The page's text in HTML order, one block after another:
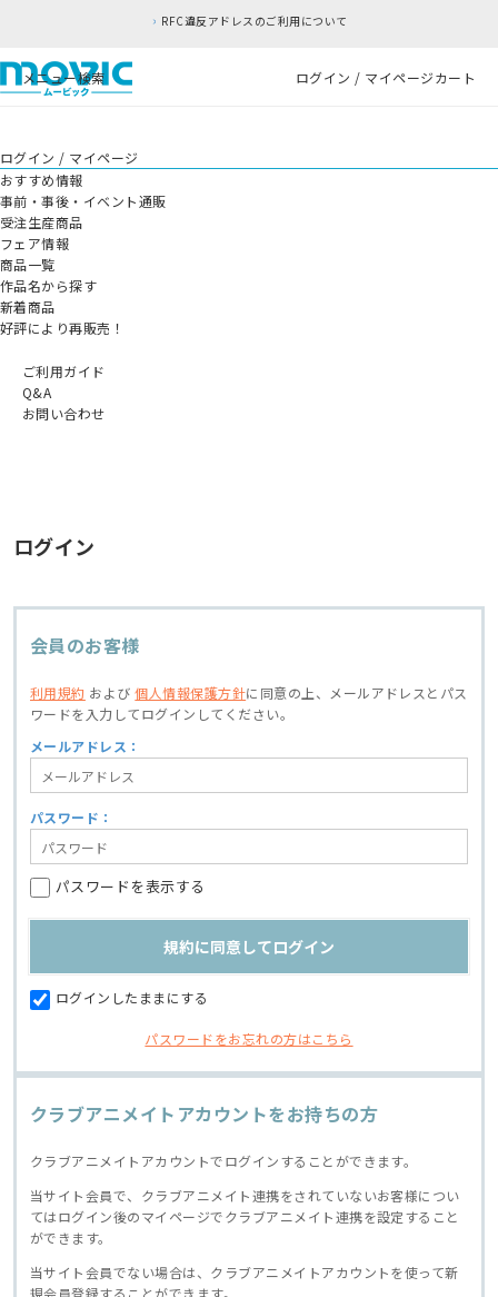
RFC違反アドレスのご利用について
メニュー検索 ログイン / マイページカート
ログイン / マイページ
おすすめ情報
事前・事後・イベント通販
受注生産商品
フェア情報
商品一覧
作品名から探す
新着商品
好評により再販売！
ご利用ガイド
Q&A
お問い合わせ
ログイン
会員のお客様
利用規約 および個人情報保護方針に同意の上、
メールアドレスとパス
ワードを入力してログインしてください。
メールアドレス：
パスワード：
パスワードを表示する
ログインしたままにする
パスワードをお忘れの方はこちら
クラブアニメイトアカウントをお持ちの方
クラブアニメイトアカウントでログインすることができます。
当サイト会員で、クラブアニメイト連携をされていないお客様につい
てはログイン後のマイページでクラブアニメイト連携を設定すること
ができます。
当サイト会員でない場合は、クラブアニメイトアカウントを使って新